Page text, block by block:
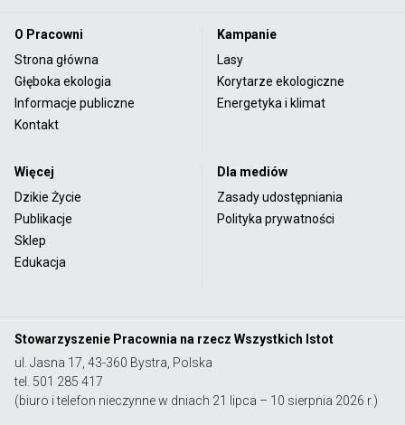
O Pracowni
Strona główna
Głęboka ekologia
Informacje publiczne
Kontakt
Kampanie
Lasy
Korytarze ekologiczne
Energetyka i klimat
Więcej
Dzikie Życie
Publikacje
Sklep
Edukacja
Dla mediów
Zasady udostępniania
Polityka prywatności
Stowarzyszenie Pracownia na rzecz Wszystkich Istot
ul. Jasna 17, 43-360 Bystra, Polska
tel. 501 285 417
(biuro i telefon nieczynne w dniach 21 lipca – 10 sierpnia 2026 r.)